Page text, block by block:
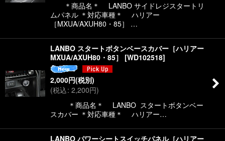
＊商品名＊ LANBO サイドレジスタートリ
ムパネル ＊対応車種＊ ハリアー
［MXUA/AXUH80・85］ …
LANBO スタートボタンベースカバー［ハリアー
MXUA/AXUH80・85］
[WD102518]
2,000円(税別)
(税込: 2,200円)
＊商品名＊ LANBO スタートボタンベー
スカバー ＊対応車種＊ ハリアー…
LANBO パワーシートスイッチパネル［ハリアー